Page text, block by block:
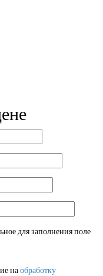
для заполнения поле
наобработку